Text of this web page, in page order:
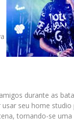
durante as
seu home
tornando-se uma